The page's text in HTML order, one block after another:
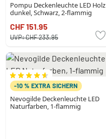
Pompu Deckenleuchte LED Holz
dunkel, Schwarz, 2-flammig
CHF 151.95
UVP:CHF 233.95
-10 % EXTRA SICHERN
Nevogilde Deckenleuchte LED
Naturfarben, 1-flammig